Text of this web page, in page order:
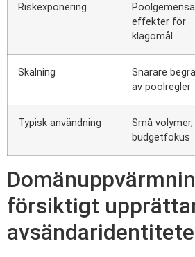
Riskexponering
effekter för
klagomål
Skalning
Snarare
av poolregler
Typisk användning
Små volymer,
budgetfokus
försiktigt